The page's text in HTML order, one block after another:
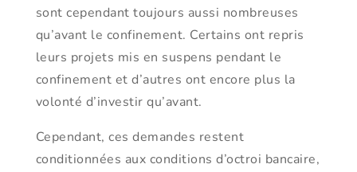
sont cependant toujours aussi nombreuses
qu’avant le confinement. Certains ont repris
leurs projets mis en suspens pendant le
confinement et d’autres ont encore plus la
volonté d’investir qu’avant.
Cependant, ces demandes restent
conditionnées aux conditions d’octroi bancaire,